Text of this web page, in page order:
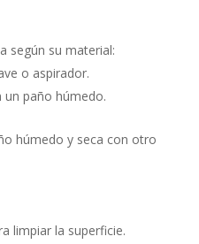
según su material:
o aspirador.
un paño húmedo.
húmedo y seca con otro
limpiar la superficie.